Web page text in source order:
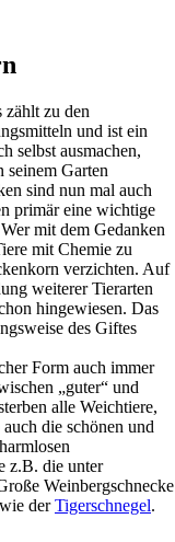
zählt zu den
und ist ein
selbst ausmachen,
Garten
sind nun mal auch
primär eine wichtige
mit dem Gedanken
mit Chemie zu
verzichten. Auf
weiterer Tierarten
hingewiesen. Das
des Giftes
Form auch immer
„guter“ und
alle Weichtiere,
die schönen und
z.B. die unter
Weinbergschnecke
derTigerschnegel.